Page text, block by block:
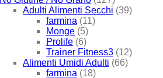
Adulti Alimenti Secchi (39)
farmina (11)
Monge (5)
Prolife (6)
Trainer Fitness3 (12)
Alimenti Umidi Adulti (66)
farmina (18)